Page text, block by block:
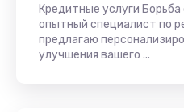
Кредитные услуги
опытный специалист по
предлагаю
улучшения вашего ...